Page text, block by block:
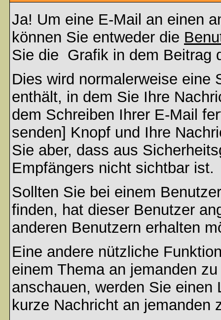
Ja! Um eine E-Mail an einen
können Sie entweder die
Sie die Grafik in dem Beitrag
Dies wird normalerweise eine
enthält, in dem Sie Ihre
dem Schreiben Ihrer E-Mail
senden] Knopf und Ihre
Sie aber, dass aus
Empfängers nicht sichtbar ist.
Sollten Sie bei einem
finden, hat dieser Benutzer
anderen Benutzern erhalten
Eine andere nützliche
einem Thema an jemanden
anschauen, werden Sie
kurze Nachricht an jemanden